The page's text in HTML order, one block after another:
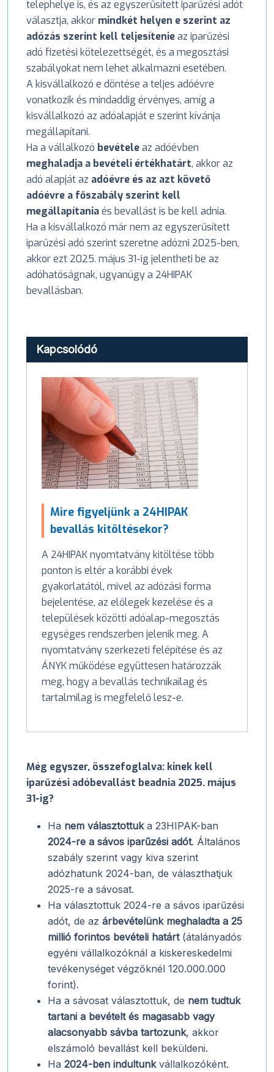
telephelye is, és az egyszerűsített iparűzési adót
választja, akkor mindkét helyen e szerint az
adózás szerint kell teljesítenieaz iparűzési
adó fizetési kötelezettségét, és a megosztási
szabályokat nem lehet alkalmazni esetében.
A kisvállalkozó e döntése a teljes adóévre
vonatkozik és mindaddig érvényes, amíg a
kisvállalkozó az adóalapját e szerint kívánja
megállapítani.
Ha a vállalkozó bevételeaz adóévben
meghaladja a bevételi értékhatárt, akkor az
adó alapját az adóévre és az azt követő
adóévre a főszabály szerint kell
megállapítaniaés bevallást is be kell adnia.
Ha a kisvállalkozó már nem az egyszerűsített
iparűzési adó szerint szeretne adózni 2025-ben,
akkor ezt 2025. május 31-ig jelentheti be az
adóhatóságnak, ugyanúgy a 24HIPAK
bevallásban.
Kapcsolódó
Mire figyeljünk a 24HIPAK
bevallás kitöltésekor?
A 24HIPAK nyomtatvány kitöltése több
ponton is eltér a korábbi évek
gyakorlatától, mivel az adózási forma
bejelentése, az előlegek kezelése és a
települések közötti adóalap-megosztás
egységes rendszerben jelenik meg. A
nyomtatvány szerkezeti felépítése és az
ÁNYK működése együttesen határozzák
meg, hogy a bevallás technikailag és
tartalmilag is megfelelő lesz-e.
Még egyszer, összefoglalva: kinek kell
iparűzési adóbevallást beadnia 2025. május
31-ig?
Ha nem választottuka 23HIPAK-ban
2024-re a sávos iparűzési adót. Általános
szabály szerint vagy kiva szerint
adózhatunk 2024-ban, de választhatjuk
2025-re a sávosat.
Ha választottuk 2024-re a sávos iparűzési
adót, de az árbevételünk meghaladta a 25
millió forintos bevételi határt (átalányadós
egyéni vállalkozóknál a kiskereskedelmi
tevékenységet végzőknél 120.000.000
forint).
Ha a sávosat választottuk, de nem tudtuk
tartani a bevételt és magasabb vagy
alacsonyabb sávba tartozunk, akkor
elszámoló bevallást kell beküldeni.
Ha 2024-ben indultunkvállalkozóként.